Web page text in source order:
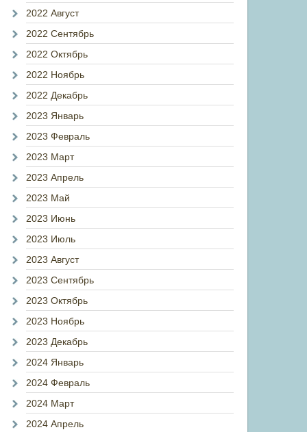
2022 Август
2022 Сентябрь
2022 Октябрь
2022 Ноябрь
2022 Декабрь
2023 Январь
2023 Февраль
2023 Март
2023 Апрель
2023 Май
2023 Июнь
2023 Июль
2023 Август
2023 Сентябрь
2023 Октябрь
2023 Ноябрь
2023 Декабрь
2024 Январь
2024 Февраль
2024 Март
2024 Апрель